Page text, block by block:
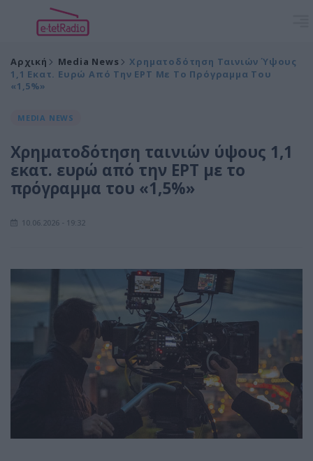
Αρχική Media News
Χρηματοδότηση Ταινιών Ύψους
1,1 Εκατ. Ευρώ Από Την ΕΡΤ Με Το Πρόγραμμα Του
«1,5%»
MEDIA NEWS
Χρηματοδότηση ταινιών ύψους 1,1
εκατ. ευρώ από την ΕΡΤ με το
πρόγραμμα του «1,5%»
10.06.2026 - 19:32